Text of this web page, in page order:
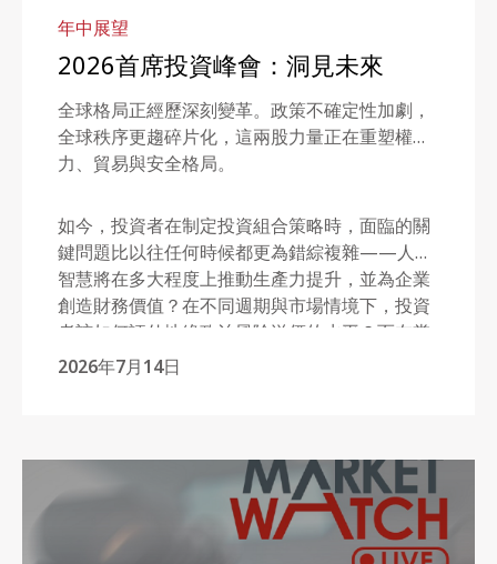
年中展望
2026首席投資峰會：洞見未來
全球格局正經歷深刻變革。政策不確定性加劇，
全球秩序更趨碎片化，這兩股力量正在重塑權
力、貿易與安全格局。
如今，投資者在制定投資組合策略時，面臨的關
鍵問題比以往任何時候都更為錯綜複雜——人工
智慧將在多大程度上推動生產力提升，並為企業
創造財務價值？在不同週期與市場情境下，投資
者該如何評估地緣政治風險溢價的水平？而在當
前市場環境中，傳統避險資產是否仍能發揮其既
2026年7月14日